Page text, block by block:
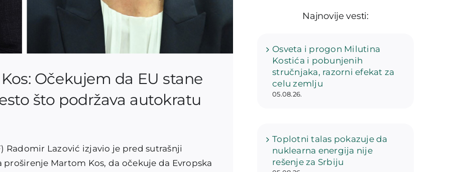
Očekujem da EU stane
što podržava autokratu
Lazović izjavio je pred sutrašnji
Martom Kos, da očekuje da Evropska
Najnovije vesti:
Osveta i progon Milutina
Kostića i pobunjenih
stručnjaka, razorni efekat za
celu zemlju
05.08.26.
Toplotni talas pokazuje da
nuklearna energija nije
rešenje za Srbiju